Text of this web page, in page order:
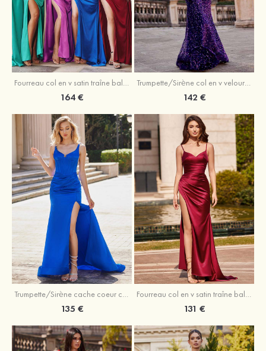
Fourreau col en v satin traîne balayage robe de bal
164 €
Trumpette/Sirène col en v velours paillettes traîne balayage robe de bal
142 €
Trumpette/Sirène cache coeur charmeuse traîne balayage robe de bal
135 €
Fourreau col en v satin traîne balayage robe de bal
131 €